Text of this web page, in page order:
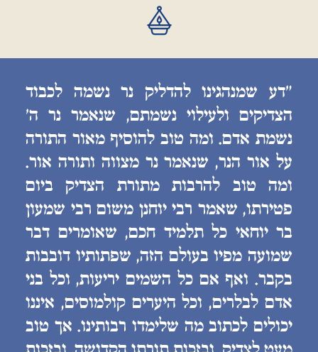
״דע שמנהגינו להדליק נר נשמה לכבוד
הצדיקים ולעילוי נשמתם, שנאמר נר ה׳
נשמת אדם. ומה טוב להוסיף מאור התורה
על אור הנר, שנאמר נר מצווה ותורה אור.
ומה טוב להרבות מתורת הצדיק ביום
פטירתו, שאמר רבי יוחנן משום רבי שמעון
בר יוחאי כל תלמיד חכם, שאומרים דבר
שמועה מפיו בעולם הזה, שפתותיו דובבות
בקבר. ואף אם כל השמים יריעות, וכל בני
אדם לבלרים, וכל היערים קולמוסים, איננו
יכולים לכתוב מה שלימדו רבותינו. אך טוב